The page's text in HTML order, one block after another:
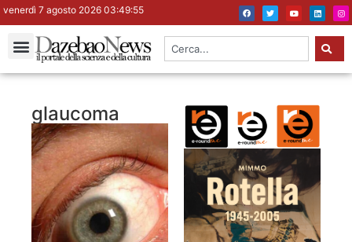
venerdì 7 agosto 2026 03:49:55
glaucoma